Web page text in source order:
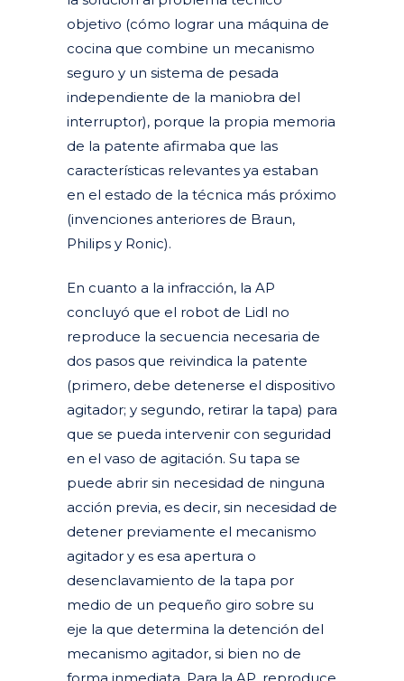
objetivo (cómo lograr una máquina de
cocina que combine un mecanismo
seguro y un sistema de pesada
independiente de la maniobra del
interruptor), porque la propia memoria
de la patente afirmaba que las
características relevantes ya estaban
en el estado de la técnica más próximo
(invenciones anteriores de Braun,
Philips y Ronic).
En cuanto a la infracción, la AP
concluyó que el robot de Lidl no
reproduce la secuencia necesaria de
dos pasos que reivindica la patente
(primero, debe detenerse el dispositivo
agitador; y segundo, retirar la tapa) para
que se pueda intervenir con seguridad
en el vaso de agitación. Su tapa se
puede abrir sin necesidad de ninguna
acción previa, es decir, sin necesidad de
detener previamente el mecanismo
agitador y es esa apertura o
desenclavamiento de la tapa por
medio de un pequeño giro sobre su
eje la que determina la detención del
mecanismo agitador, si bien no de